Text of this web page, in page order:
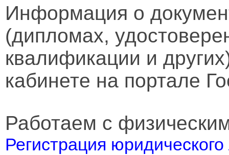
Информация о
(дипломах,
квалификации и
кабинете на портале
Работаем с
Регистрация